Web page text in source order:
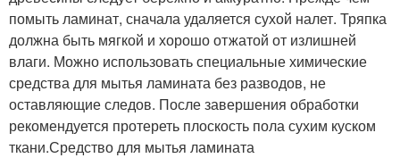
помыть ламинат, сначала удаляется сухой налет. Тряпка
должна быть мягкой и хорошо отжатой от излишней
влаги. Можно использовать специальные химические
средства для мытья ламината без разводов, не
оставляющие следов. После завершения обработки
рекомендуется протереть плоскость пола сухим куском
ткани.Средство для мытья ламината